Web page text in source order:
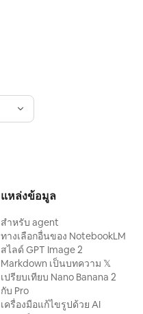
แหล่งข้อมูล
สำหรับ agent
ทางเลือกอื่นของ NotebookLM
สไลด์ GPT Image 2
Markdown เป็นบทความ 𝕏
เปรียบเทียบ Nano Banana 2
กับ Pro
เครื่องมือแก้ไขรูปด้วย AI